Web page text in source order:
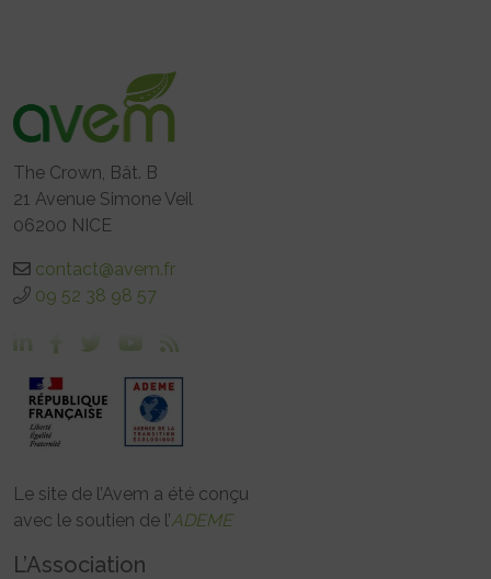
The Crown, Bât. B
21 Avenue Simone Veil
06200 NICE
contact@avem.fr
09 52 38 98 57
Le site de l’Avem a été conçu
avec le soutien de l’ADEME
L’Association